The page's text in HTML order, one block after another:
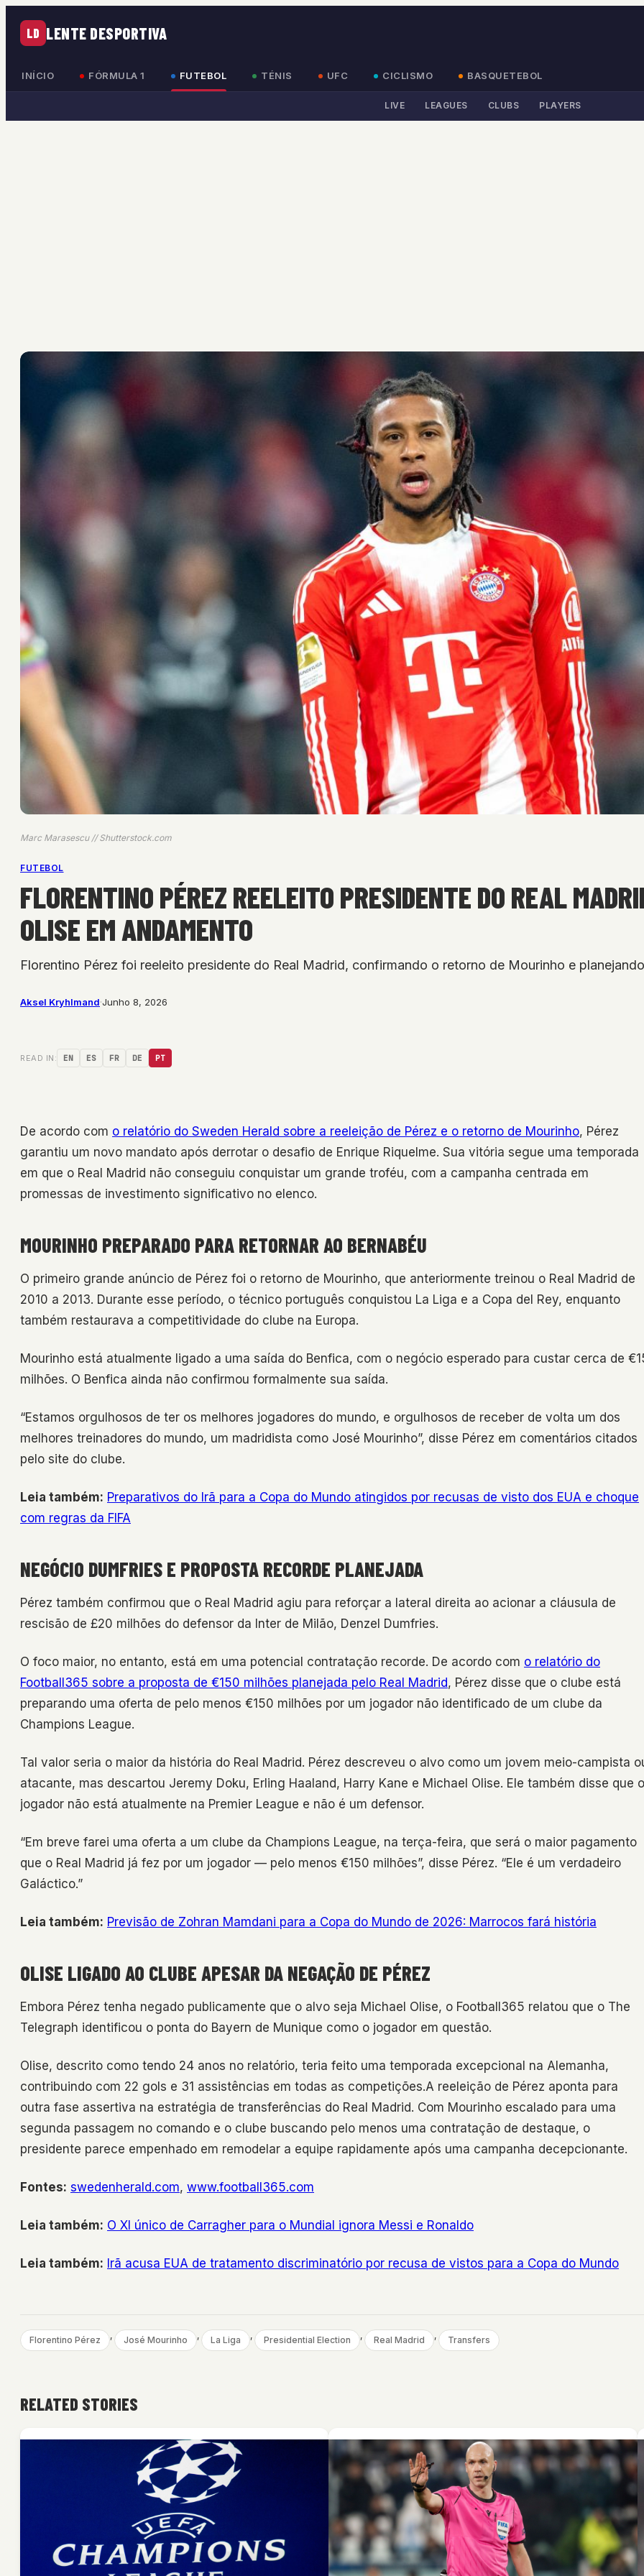
LD LENTE DESPORTIVA
INÍCIO FÓRMULA 1 FUTEBOL TÉNIS UFC CICLISMO BASQUETEBOL
LIVE LEAGUES CLUBS PLAYERS
Marc Marasescu // Shutterstock.com
FUTEBOL
FLORENTINO PÉREZ REELEITO PRESIDENTE DO REAL
OLISE EM ANDAMENTO
Florentino Pérez foi reeleito presidente do Real Madrid, confirmando o retorno de Mourinho e
Aksel Kryhlmand·Junho 8, 2026
READ IN: EN ES FR DE PT
De acordo com o relatório do Sweden Herald sobre a reeleição de Pérez e o retorno de Mourinho, Pérez
garantiu um novo mandato após derrotar o desafio de Enrique Riquelme. Sua vitória segue uma temporada
em que o Real Madrid não conseguiu conquistar um grande troféu, com a campanha centrada em
promessas de investimento significativo no elenco.
MOURINHO PREPARADO PARA RETORNAR AO BERNABÉU
O primeiro grande anúncio de Pérez foi o retorno de Mourinho, que anteriormente treinou o Real Madrid de
2010 a 2013. Durante esse período, o técnico português conquistou La Liga e a Copa del Rey, enquanto
também restaurava a competitividade do clube na Europa.
Mourinho está atualmente ligado a uma saída do Benfica, com o negócio esperado para custar cerca de
milhões. O Benfica ainda não confirmou formalmente sua saída.
“Estamos orgulhosos de ter os melhores jogadores do mundo, e orgulhosos de receber de volta um dos
melhores treinadores do mundo, um madridista como José Mourinho”, disse Pérez em comentários citados
pelo site do clube.
Leia também: Preparativos do Irã para a Copa do Mundo atingidos por recusas de visto dos EUA e choque
com regras da FIFA
NEGÓCIO DUMFRIES E PROPOSTA RECORDE PLANEJADA
Pérez também confirmou que o Real Madrid agiu para reforçar a lateral direita ao acionar a cláusula de
rescisão de £20 milhões do defensor da Inter de Milão, Denzel Dumfries.
O foco maior, no entanto, está em uma potencial contratação recorde. De acordo com o relatório do
Football365 sobre a proposta de €150 milhões planejada pelo Real Madrid, Pérez disse que o clube está
preparando uma oferta de pelo menos €150 milhões por um jogador não identificado de um clube da
Champions League.
Tal valor seria o maior da história do Real Madrid. Pérez descreveu o alvo como um jovem meio-campista
atacante, mas descartou Jeremy Doku, Erling Haaland, Harry Kane e Michael Olise. Ele também disse que o
jogador não está atualmente na Premier League e não é um defensor.
“Em breve farei uma oferta a um clube da Champions League, na terça-feira, que será o maior pagamento
que o Real Madrid já fez por um jogador — pelo menos €150 milhões”, disse Pérez. “Ele é um verdadeiro
Galáctico.”
Leia também: Previsão de Zohran Mamdani para a Copa do Mundo de 2026: Marrocos fará história
OLISE LIGADO AO CLUBE APESAR DA NEGAÇÃO DE PÉREZ
Embora Pérez tenha negado publicamente que o alvo seja Michael Olise, o Football365 relatou que o The
Telegraph identificou o ponta do Bayern de Munique como o jogador em questão.
Olise, descrito como tendo 24 anos no relatório, teria feito uma temporada excepcional na Alemanha,
contribuindo com 22 gols e 31 assistências em todas as competições.A reeleição de Pérez aponta para
outra fase assertiva na estratégia de transferências do Real Madrid. Com Mourinho escalado para uma
segunda passagem no comando e o clube buscando pelo menos uma contratação de destaque, o
presidente parece empenhado em remodelar a equipe rapidamente após uma campanha decepcionante.
Fontes: swedenherald.com, www.football365.com
Leia também: O XI único de Carragher para o Mundial ignora Messi e Ronaldo
Leia também: Irã acusa EUA de tratamento discriminatório por recusa de vistos para a Copa do Mundo
Florentino Pérez , José Mourinho , La Liga , Presidential Election , Real Madrid , Transfers
RELATED STORIES